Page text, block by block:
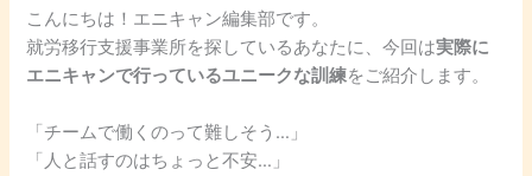
こんにちは！エニキャン編集部です。
就労移行支援事業所を探しているあなたに、今回は実際に
エニキャンで行っているユニークな訓練をご紹介します。
「チームで働くのって難しそう…」
「人と話すのはちょっと不安…」